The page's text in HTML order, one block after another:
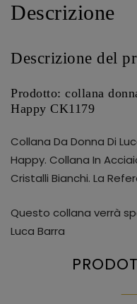
Descrizione
Descrizione del
Prodotto: collana
Happy CK1179
Collana Da Donna Di
Happy. Collana In
Cristalli Bianchi. La
Questo collana verrà
Luca Barra